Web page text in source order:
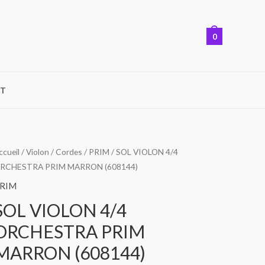
0
/Violon /Cordes / PRIM / SOL VIOLON 4/4
PRIM MARRON (608144)
VIOLON 4/4
PRIM
(608144)
4